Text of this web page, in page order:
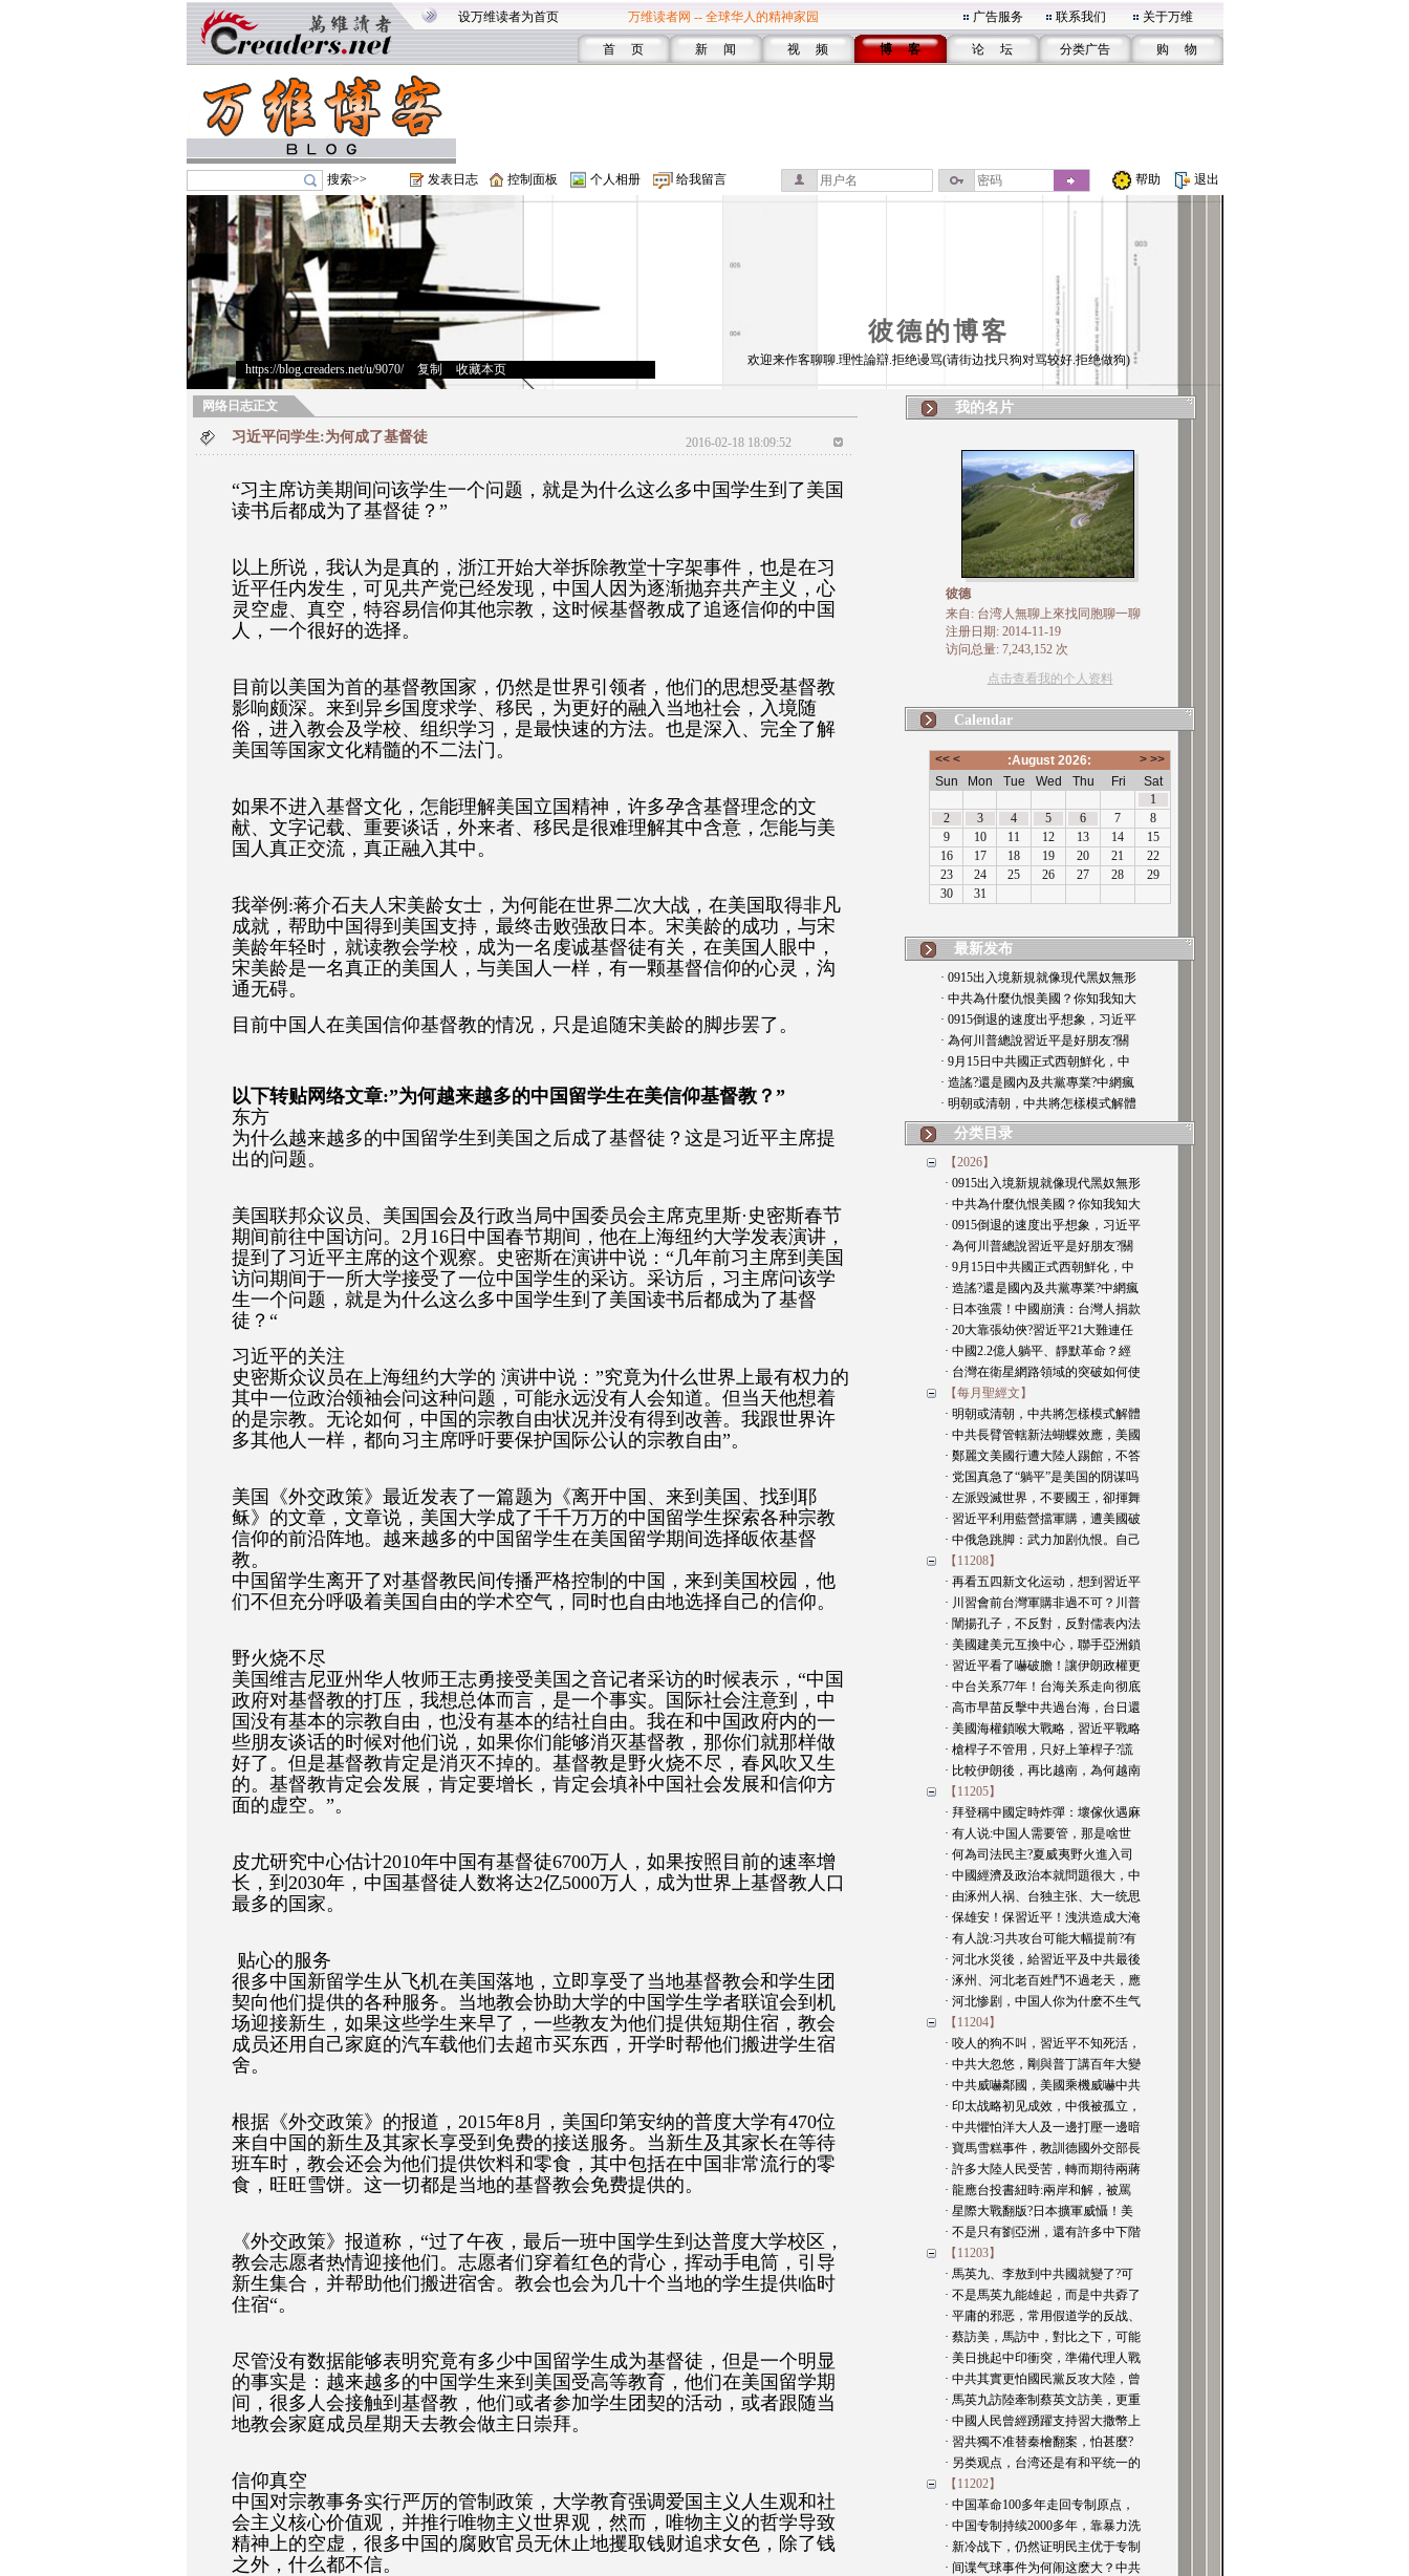
设万维读者为首页 万维读者网 -- 全球华人的精神家园 广告服务 联系我们 关于万维
首 页 新 闻 视 频 博 客 论 坛 分类广告 购 物
搜索>> 发表日志 控制面板 个人相册 给我留言 帮助 退出
彼德的博客
https://blog.creaders.net/u/9070/> 复制 收藏本页
欢迎来作客聊聊.理性論辯.拒绝谩骂(请街边找只狗对骂较好.拒绝做狗)
网络日志正文
习近平问学生:为何成了基督徒 2016-02-18 18:09:52
“习主席访美期间问该学生一个问题，就是为什么这么多中国学生到了美国
读书后都成为了基督徒？”
以上所说，我认为是真的，浙江开始大举拆除教堂十字架事件，也是在习
近平任内发生，可见共产党已经发现，中国人因为逐渐抛弃共产主义，心
灵空虚、真空，特容易信仰其他宗教，这时候基督教成了追逐信仰的中国
人，一个很好的选择。
目前以美国为首的基督教国家，仍然是世界引领者，他们的思想受基督教
影响颇深。来到异乡国度求学、移民，为更好的融入当地社会，入境随
俗，进入教会及学校、组织学习，是最快速的方法。也是深入、完全了解
美国等国家文化精髓的不二法门。
如果不进入基督文化，怎能理解美国立国精神，许多孕含基督理念的文
献、文字记载、重要谈话，外来者、移民是很难理解其中含意，怎能与美
国人真正交流，真正融入其中。
我举例:蒋介石夫人宋美龄女士，为何能在世界二次大战，在美国取得非凡
成就，帮助中国得到美国支持，最终击败强敌日本。宋美龄的成功，与宋
美龄年轻时，就读教会学校，成为一名虔诚基督徒有关，在美国人眼中，
宋美龄是一名真正的美国人，与美国人一样，有一颗基督信仰的心灵，沟
通无碍。
目前中国人在美国信仰基督教的情况，只是追随宋美龄的脚步罢了。
以下转贴网络文章:”为何越来越多的中国留学生在美信仰基督教？”
东方
为什么越来越多的中国留学生到美国之后成了基督徒？这是习近平主席提
出的问题。
美国联邦众议员、美国国会及行政当局中国委员会主席克里斯·史密斯春节
期间前往中国访问。2月16日中国春节期间，他在上海纽约大学发表演讲，
提到了习近平主席的这个观察。史密斯在演讲中说：“几年前习主席到美国
访问期间于一所大学接受了一位中国学生的采访。采访后，习主席问该学
生一个问题，就是为什么这么多中国学生到了美国读书后都成为了基督
徒？“
习近平的关注
史密斯众议员在上海纽约大学的 演讲中说：”究竟为什么世界上最有权力的
其中一位政治领袖会问这种问题，可能永远没有人会知道。但当天他想着
的是宗教。无论如何，中国的宗教自由状况并没有得到改善。我跟世界许
多其他人一样，都向习主席呼吁要保护国际公认的宗教自由”。
美国《外交政策》最近发表了一篇题为《离开中国、来到美国、找到耶
稣》的文章，文章说，美国大学成了千千万万的中国留学生探索各种宗教
信仰的前沿阵地。越来越多的中国留学生在美国留学期间选择皈依基督
教。
中国留学生离开了对基督教民间传播严格控制的中国，来到美国校园，他
们不但充分呼吸着美国自由的学术空气，同时也自由地选择自己的信仰。
野火烧不尽
美国维吉尼亚州华人牧师王志勇接受美国之音记者采访的时候表示，“中国
政府对基督教的打压，我想总体而言，是一个事实。国际社会注意到，中
国没有基本的宗教自由，也没有基本的结社自由。我在和中国政府内的一
些朋友谈话的时候对他们说，如果你们能够消灭基督教，那你们就那样做
好了。但是基督教肯定是消灭不掉的。基督教是野火烧不尽，春风吹又生
的。基督教肯定会发展，肯定要增长，肯定会填补中国社会发展和信仰方
面的虚空。”。
皮尤研究中心估计2010年中国有基督徒6700万人，如果按照目前的速率增
长，到2030年，中国基督徒人数将达2亿5000万人，成为世界上基督教人口
最多的国家。
贴心的服务
很多中国新留学生从飞机在美国落地，立即享受了当地基督教会和学生团
契向他们提供的各种服务。当地教会协助大学的中国学生学者联谊会到机
场迎接新生，如果这些学生来早了，一些教友为他们提供短期住宿，教会
成员还用自己家庭的汽车载他们去超市买东西，开学时帮他们搬进学生宿
舍。
根据《外交政策》的报道，2015年8月，美国印第安纳的普度大学有470位
来自中国的新生及其家长享受到免费的接送服务。当新生及其家长在等待
班车时，教会还会为他们提供饮料和零食，其中包括在中国非常流行的零
食，旺旺雪饼。这一切都是当地的基督教会免费提供的。
《外交政策》报道称，“过了午夜，最后一班中国学生到达普度大学校区，
教会志愿者热情迎接他们。志愿者们穿着红色的背心，挥动手电筒，引导
新生集合，并帮助他们搬进宿舍。教会也会为几十个当地的学生提供临时
住宿“。
尽管没有数据能够表明究竟有多少中国留学生成为基督徒，但是一个明显
的事实是：越来越多的中国学生来到美国受高等教育，他们在美国留学期
间，很多人会接触到基督教，他们或者参加学生团契的活动，或者跟随当
地教会家庭成员星期天去教会做主日崇拜。
信仰真空
中国对宗教事务实行严厉的管制政策，大学教育强调爱国主义人生观和社
会主义核心价值观，并推行唯物主义世界观，然而，唯物主义的哲学导致
精神上的空虚，很多中国的腐败官员无休止地攫取钱财追求女色，除了钱
之外，什么都不信。
我的名片
彼德
来自: 台湾人無聊上來找同胞聊一聊
注册日期: 2014-11-19
访问总量: 7,243,152 次
点击查看我的个人资料
Calendar
最新发布
· 0915出入境新規就像現代黑奴無形
· 中共為什麼仇恨美國？你知我知大
· 0915倒退的速度出乎想象，习近平
· 為何川普總說習近平是好朋友?關
· 9月15日中共國正式西朝鮮化，中
· 造謠?還是國內及共黨專業?中網瘋
· 明朝或清朝，中共將怎樣模式解體
分类目录
【2026】
· 0915出入境新規就像現代黑奴無形
· 中共為什麼仇恨美國？你知我知大
· 0915倒退的速度出乎想象，习近平
· 為何川普總說習近平是好朋友?關
· 9月15日中共國正式西朝鮮化，中
· 造謠?還是國內及共黨專業?中網瘋
· 日本強震！中國崩潰：台灣人捐款
· 20大靠張幼俠?習近平21大難連任
· 中國2.2億人躺平、靜默革命？經
· 台灣在衛星網路領域的突破如何使
【每月聖經文】
· 明朝或清朝，中共將怎樣模式解體
· 中共長臂管轄新法蝴蝶效應，美國
· 鄭麗文美國行遭大陸人踢館，不答
· 党国真急了“躺平”是美国的阴谋吗
· 左派毀滅世界，不要國王，卻揮舞
· 習近平利用藍營擋軍購，遭美國破
· 中俄急跳脚：武力加剧仇恨。自己
【11208】
· 再看五四新文化运动，想到習近平
· 川習會前台灣軍購非過不可？川普
· 闡揚孔子，不反對，反對儒表內法
· 美國建美元互換中心，聯手亞洲鎖
· 習近平看了嚇破膽！讓伊朗政權更
· 中台关系77年！台海关系走向彻底
· 高市早苗反擊中共過台海，台日還
· 美國海權鎖喉大戰略，習近平戰略
· 槍桿子不管用，只好上筆桿子?謊
· 比較伊朗後，再比越南，為何越南
【11205】
· 拜登稱中國定時炸彈：壞傢伙遇麻
· 有人说:中国人需要管，那是啥世
· 何為司法民主?夏威夷野火進入司
· 中國經濟及政治本就問題很大，中
· 由涿州人祸、台独主张、大一统思
· 保雄安！保習近平！洩洪造成大淹
· 有人說:习共攻台可能大幅提前?有
· 河北水災後，給習近平及中共最後
· 涿州、河北老百姓鬥不過老天，應
· 河北惨剧，中国人你为什麽不生气
【11204】
· 咬人的狗不叫，習近平不知死活，
· 中共大忽悠，剛與普丁講百年大變
· 中共威嚇鄰國，美國乘機威嚇中共
· 印太战略初见成效，中俄被孤立，
· 中共懼怕洋大人及一邊打壓一邊暗
· 寶馬雪糕事件，教訓德國外交部長
· 許多大陸人民受苦，轉而期待兩蔣
· 龍應台投書紐時:兩岸和解，被罵
· 星際大戰翻版?日本擴軍威懾！美
· 不是只有劉亞洲，還有許多中下階
【11203】
· 馬英九、李敖到中共國就變了?可
· 不是馬英九能雄起，而是中共孬了
· 平庸的邪恶，常用假道学的反战、
· 蔡訪美，馬訪中，對比之下，可能
· 美日挑起中印衝突，準備代理人戰
· 中共其實更怕國民黨反攻大陸，曾
· 馬英九訪陸牽制蔡英文訪美，更重
· 中國人民曾經踴躍支持習大撒幣上
· 習共獨不准替秦檜翻案，怕甚麼?
· 另类观点，台湾还是有和平统一的
【11202】
· 中国革命100多年走回专制原点，
· 中国专制持续2000多年，靠暴力洗
· 新冷战下，仍然证明民主优于专制
· 间谍气球事件为何闹这麽大？中共